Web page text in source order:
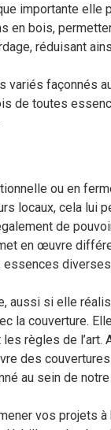
importante
en bois,
réduisant
variés façonnés
de toutes
ou en
locaux, cela lui
de
en œuvre
aussi si elle
la couverture.
règles de l’art.
des
au sein de
vos projets